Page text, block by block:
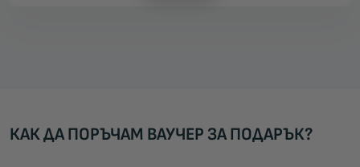
КАК ДА ПОРЪЧАМ ВАУЧЕР ЗА ПОДАРЪК?